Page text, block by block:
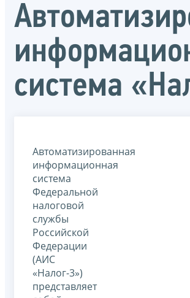
система
Автоматизированная
информационная
система
Федеральной
налоговой
службы
Российской
Федерации
(АИС
«Налог-3»)
представляет